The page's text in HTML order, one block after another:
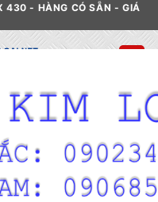
430 - HÀNG CÓ SẴN - GIÁ